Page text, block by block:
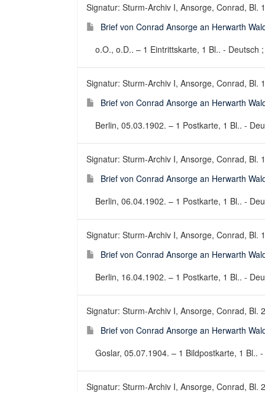
Signatur: Sturm-Archiv I, Ansorge, Conrad, Bl.
Brief von Conrad Ansorge an Herwarth
o.O., o.D.. – 1 Eintrittskarte, 1 Bl.. - Deutsch
Signatur: Sturm-Archiv I, Ansorge, Conrad, Bl.
Brief von Conrad Ansorge an Herwarth
Berlin, 05.03.1902. – 1 Postkarte, 1 Bl.. -
Signatur: Sturm-Archiv I, Ansorge, Conrad, Bl.
Brief von Conrad Ansorge an Herwarth
Berlin, 06.04.1902. – 1 Postkarte, 1 Bl.. -
Signatur: Sturm-Archiv I, Ansorge, Conrad, Bl.
Brief von Conrad Ansorge an Herwarth
Berlin, 16.04.1902. – 1 Postkarte, 1 Bl.. -
Signatur: Sturm-Archiv I, Ansorge, Conrad, Bl.
Brief von Conrad Ansorge an Herwarth
Goslar, 05.07.1904. – 1 Bildpostkarte, 1 Bl..
Signatur: Sturm-Archiv I, Ansorge, Conrad, Bl.